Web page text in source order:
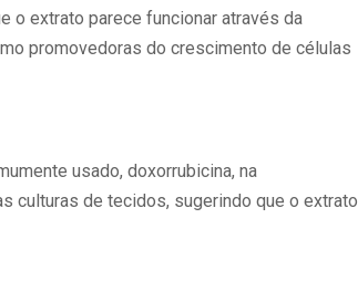
o extrato parece funcionar através da
promovedoras do crescimento de células
usado, doxorrubicina, na
culturas de tecidos, sugerindo que o extrato